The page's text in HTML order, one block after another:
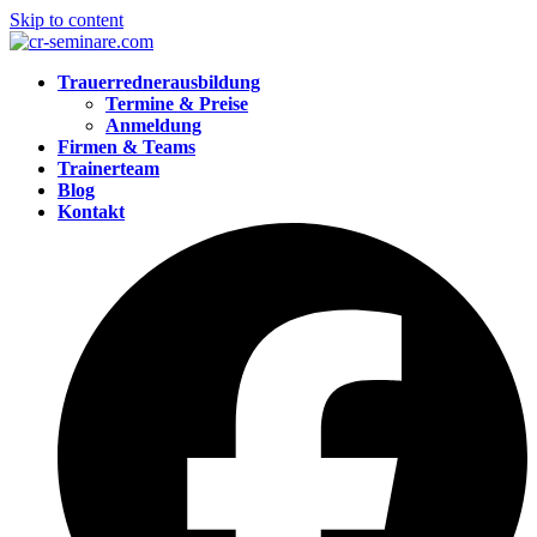
Skip to content
Trauerrednerausbildung
Termine & Preise
Anmeldung
Firmen & Teams
Trainerteam
Blog
Kontakt